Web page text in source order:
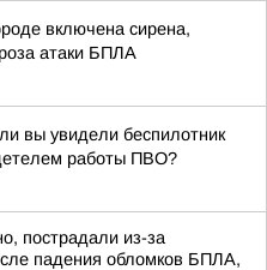
включена сирена,
атаки БПЛА
вы увидели беспилотник
работы ПВО?
пострадали из-за
падения обломков БПЛА,